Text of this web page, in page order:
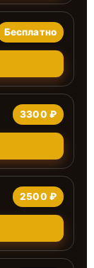
Бесплатно
3300 ₽
2500 ₽